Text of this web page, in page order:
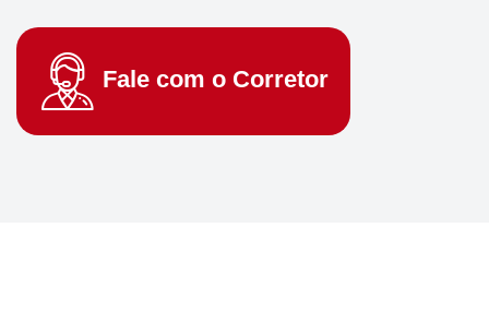
Fale com o Corretor